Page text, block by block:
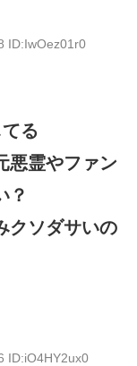
ID:IwOez01r0
る
悪霊やファン
？
クソダサいの
ID:iO4HY2ux0